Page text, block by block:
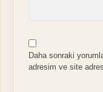
Daha sonraki
adresim ve site